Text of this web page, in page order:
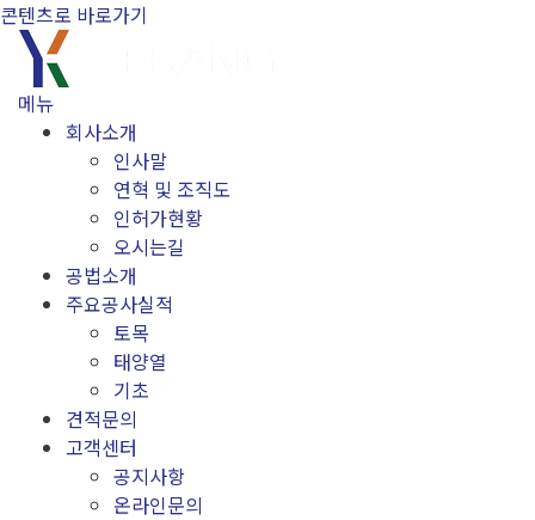
콘텐츠로 바로가기
메뉴
회사소개
인사말
연혁 및 조직도
인허가현황
오시는길
공법소개
주요공사실적
토목
태양열
기초
견적문의
고객센터
공지사항
온라인문의